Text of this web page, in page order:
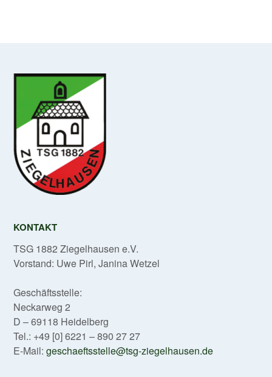
KONTAKT
TSG 1882 Ziegelhausen e.V.
Vorstand: Uwe Pirl, Janina Wetzel
Geschäftsstelle:
Neckarweg 2
D – 69118 Heidelberg
Tel.: +49 [0] 6221 – 890 27 27
E-Mail: geschaeftsstelle@tsg-ziegelhausen.de